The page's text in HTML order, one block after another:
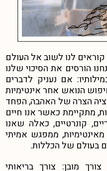
וכמוהו גם מיינה מספר 3, קוראים לנו לשוב אל העולם
הורסים את הסיכוי שלנו
אם נעניק לדברים
הנואש אחר אינטימיות
הצרה של האהבה, הפחד
מתקיימת כאשר אנו חיים
קונרטיים, כאלה שאנו
ממפגש אמיתי
בעולם של הכללות.
מובן: צורך בריאותי